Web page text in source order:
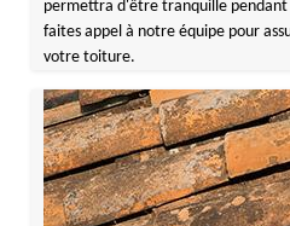
permettra d'être tranquille pendant
faites appel à notre équipe pour
votre toiture.